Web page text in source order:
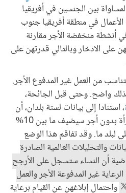
بين الجنسين في أفريقيا
الأعمال في منطقة أفريقيا جنوب
أنشطة منخفضة الأجر مقارنة
على الادخار وبالتالي قدرتهن على
من العمل غير المدفوع الأجر.
واضح. وحتى قبل الجائحة،
، استنادا إلى بيانات لستة بلدان، أن
تخصيص قيمة نقدية لعمل المرأة بدون أجر سيضيف ما بين 10%
لبلد ما. وقد تفاقم هذا الوضع
والتحليلات العالمية الصادرة
أن النساء ستسجل على الأرجح
غير المدفوعة الأجر والعمل
واحتمال إبلاغهن عن القيام برعاية